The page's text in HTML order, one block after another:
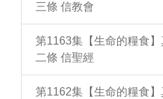
三條 信教會
第1163集【生命的糧食
二條 信聖經
第1162集【生命的糧食